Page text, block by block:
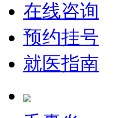
在线咨询
预约挂号
就医指南